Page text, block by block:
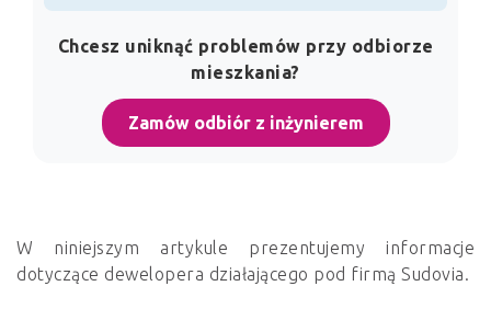
Chcesz uniknąć problemów przy odbiorze
mieszkania?
Zamów odbiór z inżynierem
W niniejszym artykule prezentujemy informacje
dotyczące dewelopera działającego pod firmą Sudovia.